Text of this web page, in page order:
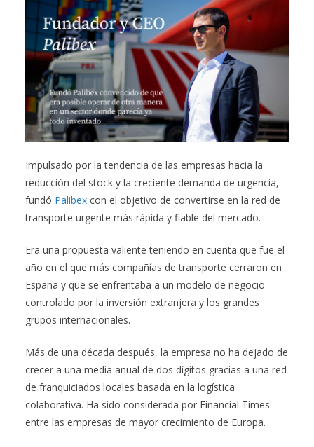
Impulsado por la tendencia de las empresas hacia la
reducción del stock y la creciente demanda de urgencia,
fundó Palibex con el objetivo de convertirse en la red de
transporte urgente más rápida y fiable del mercado.
Era una propuesta valiente teniendo en cuenta que fue el
año en el que más compañías de transporte cerraron en
España y que se enfrentaba a un modelo de negocio
controlado por la inversión extranjera y los grandes
grupos internacionales.
Más de una década después, la empresa no ha dejado de
crecer a una media anual de dos dígitos gracias a una red
de franquiciados locales basada en la logística
colaborativa. Ha sido considerada por Financial Times
entre las empresas de mayor crecimiento de Europa.